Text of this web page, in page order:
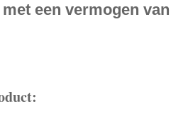
een vermogen van